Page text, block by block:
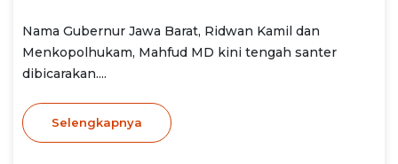
Nama Gubernur Jawa Barat, Ridwan Kamil dan
Menkopolhukam, Mahfud MD kini tengah santer
dibicarakan....
Selengkapnya